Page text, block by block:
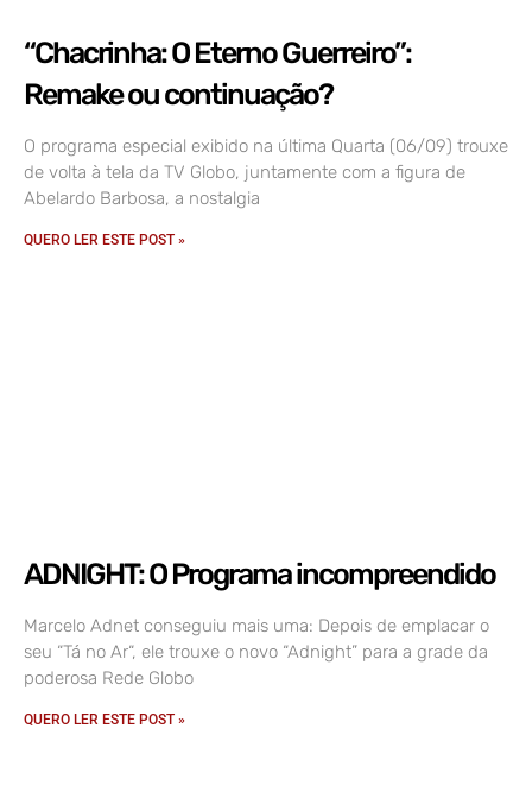
“Chacrinha: O Eterno Guerreiro”:
Remake ou continuação?
O programa especial exibido na última Quarta (06/09) trouxe
de volta à tela da TV Globo, juntamente com a figura de
Abelardo Barbosa, a nostalgia
QUERO LER ESTE POST »
ADNIGHT: O Programa incompreendido
Marcelo Adnet conseguiu mais uma: Depois de emplacar o
seu “Tá no Ar“, ele trouxe o novo “Adnight” para a grade da
poderosa Rede Globo
QUERO LER ESTE POST »